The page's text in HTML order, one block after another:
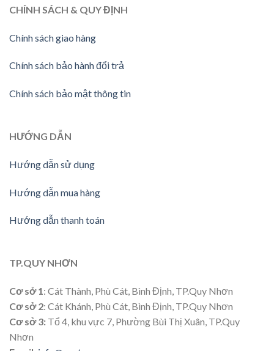
CHÍNH SÁCH & QUY ĐỊNH
Chính sách giao hàng
Chính sách bảo hành đổi trả
Chính sách bảo mật thông tin
HƯỚNG DẪN
Hướng dẫn sử dụng
Hướng dẫn mua hàng
Hướng dẫn thanh toán
TP.QUY NHƠN
Cơ sở 1: Cát Thành, Phù Cát, Bình Định, TP.Quy Nhơn
Cơ sở 2: Cát Khánh, Phù Cát, Bình Định, TP.Quy Nhơn
Cơ sở 3: Tổ 4, khu vực 7, Phường Bùi Thị Xuân, TP.Quy
Nhơn